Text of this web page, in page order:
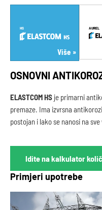
HS
Više
AUREL
OSNOVNI
ELASTCOM HS je primarni
premaze. Ima izvrsna
postojan i lako se nanosi na
Idite na kalkulator
Primjeri upotrebe